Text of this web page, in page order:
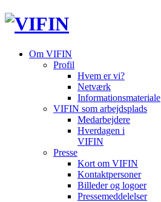
Om VIFIN
Profil
Hvem er vi?
Netværk
Informationsmateriale
VIFIN som arbejdsplads
Medarbejdere
Hverdagen i
VIFIN
Presse
Kort om VIFIN
Kontaktpersoner
Billeder og logoer
Pressemeddelelser